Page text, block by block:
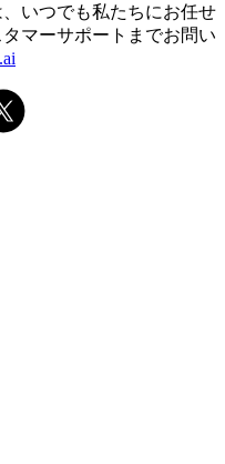
いつでも私たちにお任せ
マーサポートまでお問い